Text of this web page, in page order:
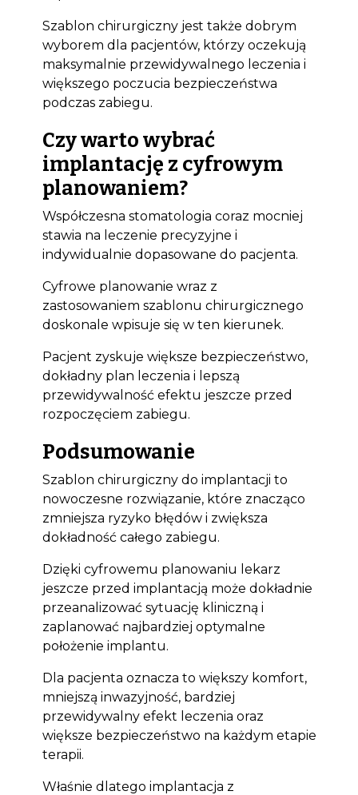
Szablon chirurgiczny jest także dobrym
wyborem dla pacjentów, którzy oczekują
maksymalnie przewidywalnego leczenia i
większego poczucia bezpieczeństwa
podczas zabiegu.
Czy warto wybrać
implantację z cyfrowym
planowaniem?
Współczesna stomatologia coraz mocniej
stawia na leczenie precyzyjne i
indywidualnie dopasowane do pacjenta.
Cyfrowe planowanie wraz z
zastosowaniem szablonu chirurgicznego
doskonale wpisuje się w ten kierunek.
Pacjent zyskuje większe bezpieczeństwo,
dokładny plan leczenia i lepszą
przewidywalność efektu jeszcze przed
rozpoczęciem zabiegu.
Podsumowanie
Szablon chirurgiczny do implantacji to
nowoczesne rozwiązanie, które znacząco
zmniejsza ryzyko błędów i zwiększa
dokładność całego zabiegu.
Dzięki cyfrowemu planowaniu lekarz
jeszcze przed implantacją może dokładnie
przeanalizować sytuację kliniczną i
zaplanować najbardziej optymalne
położenie implantu.
Dla pacjenta oznacza to większy komfort,
mniejszą inwazyjność, bardziej
przewidywalny efekt leczenia oraz
większe bezpieczeństwo na każdym etapie
terapii.
Właśnie dlatego implantacja z